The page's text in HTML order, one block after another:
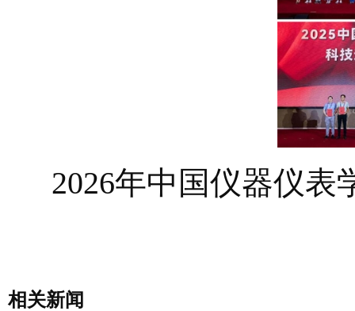
2026年中国仪器仪表
相关新闻